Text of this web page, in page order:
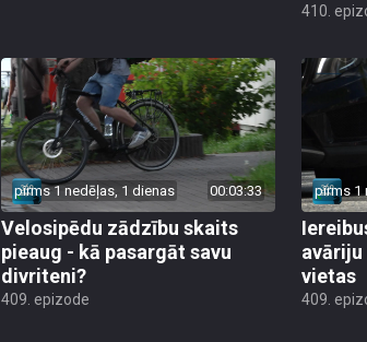
410.
pirms 1 nedēļas, 1 dienas 00:03:33
Velosipēdu zādzību skaits
pieaug - kā pasargāt savu
divriteni?
409. epizode
pirms 1
vietas
409.